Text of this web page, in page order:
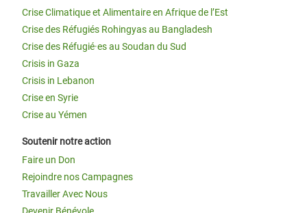
Crise Climatique et Alimentaire en Afrique de l’Est
Crise des Réfugiés Rohingyas au Bangladesh
Crise des Réfugié·es au Soudan du Sud
Crisis in Gaza
Crisis in Lebanon
Crise en Syrie
Crise au Yémen
Soutenir notre action
Faire un Don
Rejoindre nos Campagnes
Travailler Avec Nous